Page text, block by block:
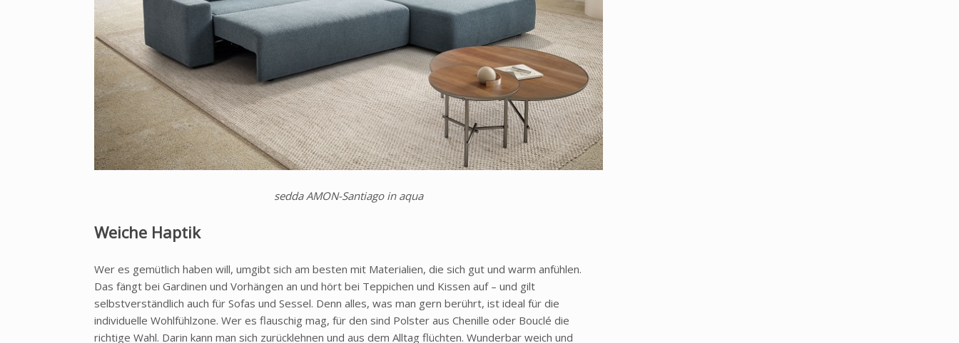
sedda AMON-Santiago in aqua
Weiche Haptik
Wer es gemütlich haben will, umgibt sich am besten mit Materialien, die sich gut und warm anfühlen.
Das fängt bei Gardinen und Vorhängen an und hört bei Teppichen und Kissen auf – und gilt
selbstverständlich auch für Sofas und Sessel. Denn alles, was man gern berührt, ist ideal für die
individuelle Wohlfühlzone. Wer es flauschig mag, für den sind Polster aus Chenille oder Bouclé die
richtige Wahl. Darin kann man sich zurücklehnen und aus dem Alltag flüchten. Wunderbar weich und